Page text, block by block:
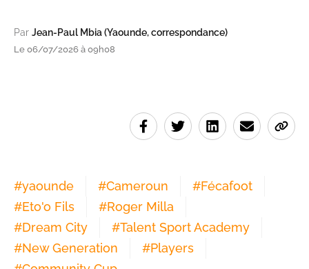
Par Jean-Paul Mbia (Yaounde, correspondance)
Le 06/07/2026 à 09h08
#yaounde #Cameroun #Fécafoot
#Eto'o Fils #Roger Milla
#Dream City #Talent Sport Academy
#New Generation #Players